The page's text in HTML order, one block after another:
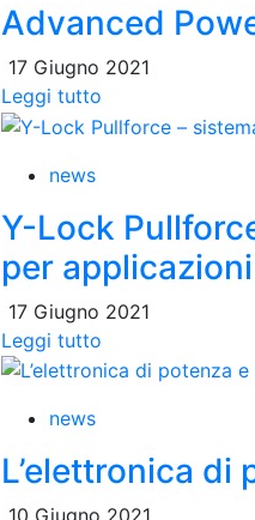
Advanced
17 Giugno 2021
Leggi tutto
news
Y-Lock
per
17 Giugno 2021
Leggi tutto
news
L’elettronica di